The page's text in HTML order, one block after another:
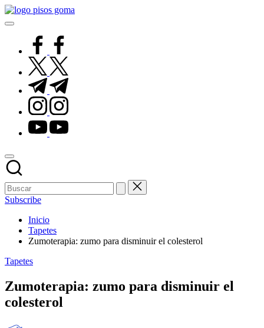
Saltar
al
facebook.com
twitter.com
t.me
instagram.com
youtube.com
Subscribe
Inicio
Tapetes
Zumoterapia: zumo para disminuir el colesterol
Publicado
Tapetes
Zumoterapia: zumo para disminuir el
colesterol